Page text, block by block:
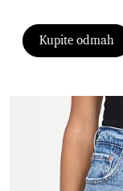
Kupite odmah